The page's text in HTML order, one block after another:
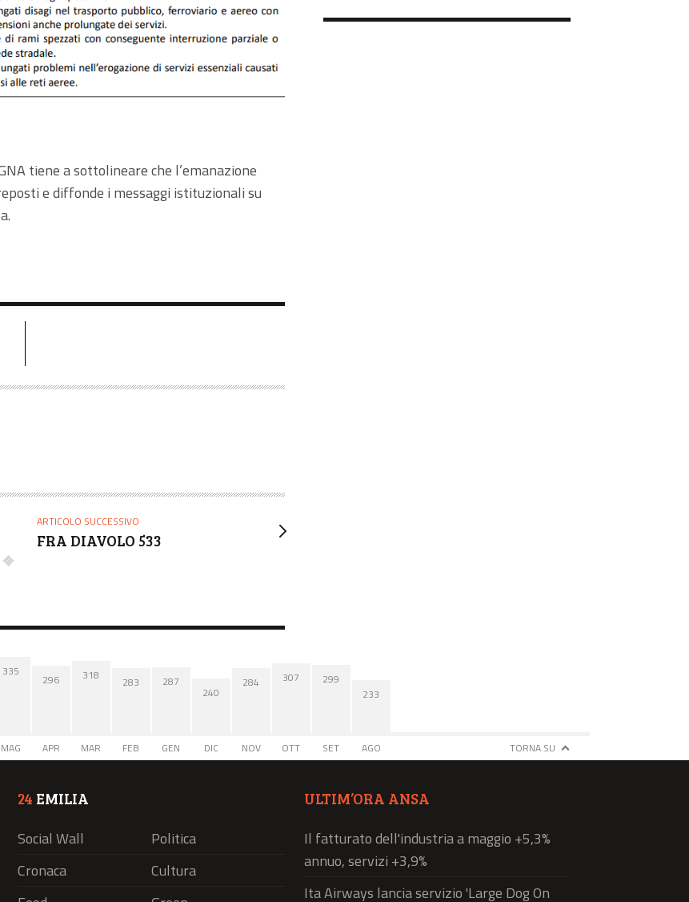
tiene a sottolineare che l’emanazione
e diffonde i messaggi istituzionali su
ARTICOLO SUCCESSIVO
FRA DIAVOLO 533
335
MAG
296
APR
318
MAR
283
FEB
287
GEN
240
DIC
284
NOV
307
OTT
299
SET
233
AGO TORNA SU
24 EMILIA
Social Wall
Politica
Cronaca
Cultura
ULTIM’ORA ANSA
Il fatturato dell'industria a maggio +5,3%
annuo, servizi +3,9%
Ita Airways lancia servizio 'Large Dog On